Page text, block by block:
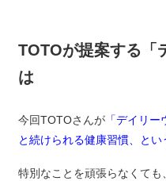
TOTOが提案する「
は
今回TOTOさんが 「デイリ
と続けられる健康習慣、とい
特別なことを頑張らなくて